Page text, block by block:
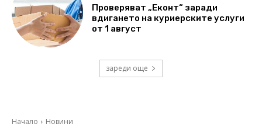
Проверяват „Еконт“ заради
вдигането на куриерските услуги
от 1 август
зареди още